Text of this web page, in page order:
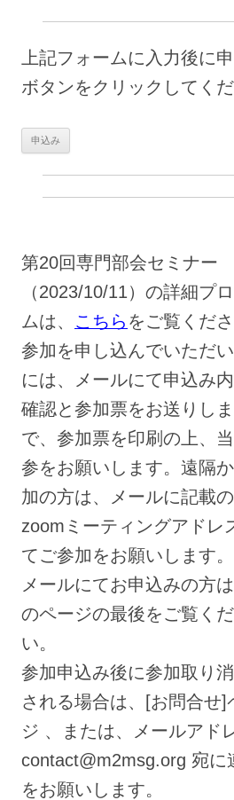
上記フォームに入力後に
ボタンをクリックしてく
第20回専門部会セミナー
（2023/10/11）の詳細プ
ムは、 こちら をご覧くださ
参加を申し込んでいただ
には、メールにて申込み
確認と参加票をお送りし
で、参加票を印刷の上、
参をお願いします。遠隔
加の方は、メールに記載の
zoomミーティングアドレ
てご参加をお願いします。
メールにてお申込みの方
のページの最後をご覧く
い。
参加申込み後に参加取り
される場合は、[お問合せ]
ジ 、または、メールアド
contact@m2msg.org 宛に
をお願いします。